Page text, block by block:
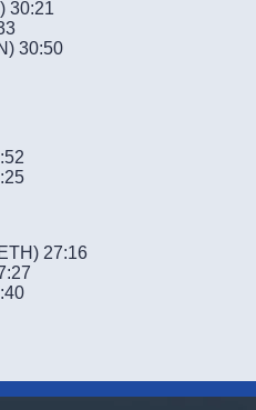
30:21
30:50
27:16